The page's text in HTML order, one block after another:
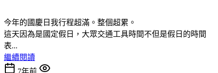
今年的國慶日我行程超滿。整個超累。
這天因為是國定假日，大眾交通工具時間不但是假日的時間
表...
繼續閱讀
7年前